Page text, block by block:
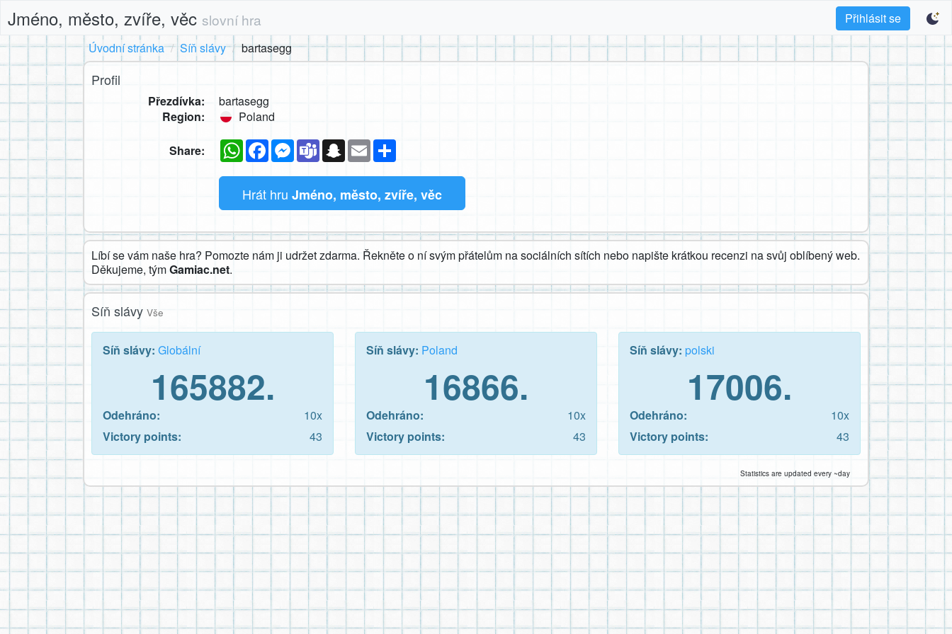
Jméno, město, zvíře, věc slovní hra
Přihlásit se
Úvodní stránka
Síň slávy bartasegg
Profil
Přezdívka:
bartasegg
Region:
Poland
Share: WhatsAppFacebookMessenger
TeamsSnapchat
Email
Hrát hru Jméno, město, zvíře, věc
Líbí se vám naše hra? Pomozte nám ji udržet zdarma. Řekněte o ní svým přátelům na sociálních sítích nebo napište krátkou recenzi na svůj oblíbený web.
Děkujeme, týmGamiac.net.
Síň slávy Vše
Síň slávy: Globální
165882.
Odehráno:
10x
Victory points:
43
Síň slávy: Poland
16866.
Odehráno:
10x
Victory points:
43
Síň slávy: polski
17006.
Odehráno:
10x
Victory points:
43
Statistics are updated every ~day